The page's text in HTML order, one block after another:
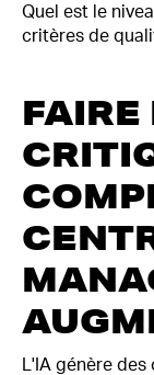
Quel est le
critères de
FAIRE
L'IA génère